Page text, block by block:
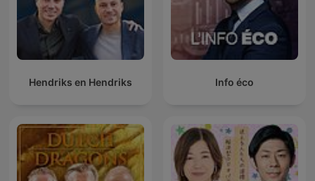
Hendriks en Hendriks Info éco